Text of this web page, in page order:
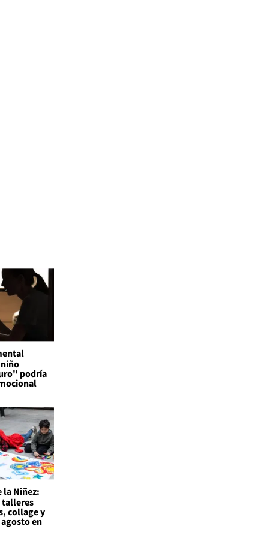
podría
la Niñez:
collage y
en